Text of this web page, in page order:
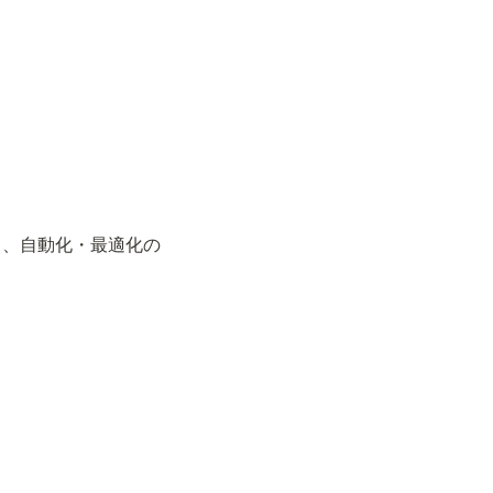
自動化・最適化の